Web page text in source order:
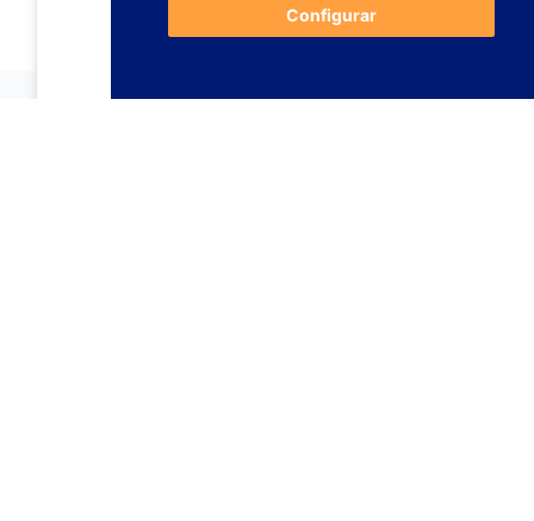
Configurar